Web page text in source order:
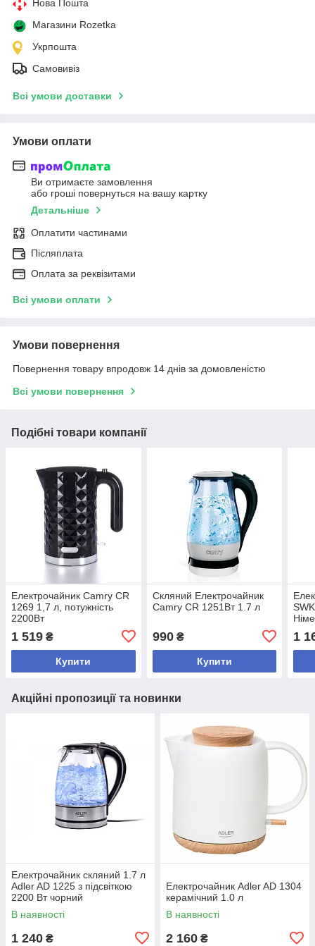
Нова Пошта
Магазини Rozetka
Укрпошта
Самовивіз
Всі умови доставки
Умови оплати
Ви отримаєте замовлення
або гроші повернуться на вашу картку
Детальніше
Оплатити частинами
Післяплата
Оплата за реквізитами
Всі умови оплати
Умови повернення
Повернення товару впродовж 14 днів за домовленістю
Всі умови повернення
Подібні товари компанії
Електрочайник Camry CR
1269 1,7 л, потужність
2200Вт
1 519 ₴
Купити
Скляний Електрочайник
Camry CR 1251Вт 1.7 л
990₴
Купити
1
Акційні пропозиції та новинки
Електрочайник скляний 1.7 л
Adler AD 1225 з підсвіткою
2200 Вт чорний
В наявності
1 240 ₴
Електрочайник Adler AD 1304
керамічний 1.0 л
В наявності
2 160 ₴